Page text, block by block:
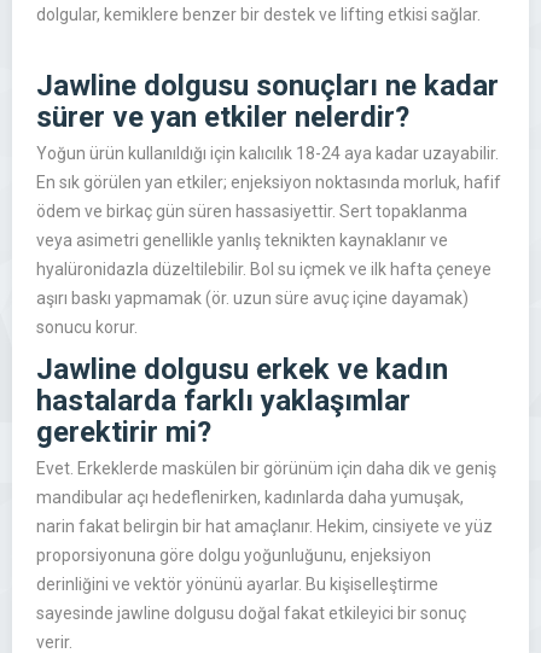
dolgular, kemiklere benzer bir destek ve lifting etkisi sağlar.
Jawline dolgusu sonuçları ne kadar
sürer ve yan etkiler nelerdir?
Yoğun ürün kullanıldığı için kalıcılık 18-24 aya kadar uzayabilir.
En sık görülen yan etkiler; enjeksiyon noktasında morluk, hafif
ödem ve birkaç gün süren hassasiyettir. Sert topaklanma
veya asimetri genellikle yanlış teknikten kaynaklanır ve
hyalüronidazla düzeltilebilir. Bol su içmek ve ilk hafta çeneye
aşırı baskı yapmamak (ör. uzun süre avuç içine dayamak)
sonucu korur.
Jawline dolgusu erkek ve kadın
hastalarda farklı yaklaşımlar
gerektirir mi?
Evet. Erkeklerde maskülen bir görünüm için daha dik ve geniş
mandibular açı hedeflenirken, kadınlarda daha yumuşak,
narin fakat belirgin bir hat amaçlanır. Hekim, cinsiyete ve yüz
proporsiyonuna göre dolgu yoğunluğunu, enjeksiyon
derinliğini ve vektör yönünü ayarlar. Bu kişiselleştirme
sayesinde jawline dolgusu doğal fakat etkileyici bir sonuç
verir.